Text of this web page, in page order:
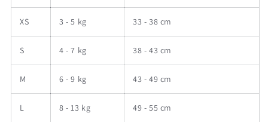
XS 3 - 5 kg 33 - 38 cm
S 4 - 7 kg 38 - 43 cm
M 6 - 9 kg 43 - 49 cm
L 8 - 13 kg 49 - 55 cm